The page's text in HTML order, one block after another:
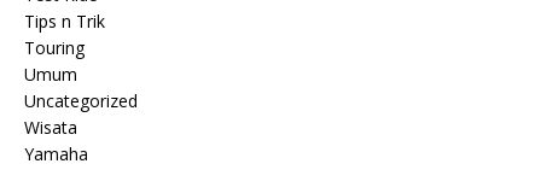
Tips n Trik
Touring
Umum
Uncategorized
Wisata
Yamaha